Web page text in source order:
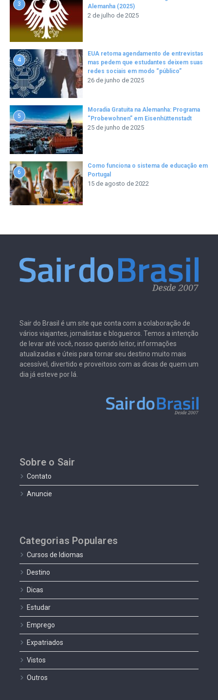
3
Alemanha (2025)
2 de julho de 2025
4
EUA retoma agendamento de entrevistas
mas pedem que estudantes deixem suas
redes sociais em modo “público”
26 de junho de 2025
5
Moradia Gratuita na Alemanha: Programa
“Probewohnen” em Eisenhüttenstadt
25 de junho de 2025
6
Como funciona o sistema de educação em
Portugal
15 de agosto de 2022
Sair do Brasil é um site que conta com a colaboração de
vários viajantes, jornalistas e blogueiros. Temos a intenção
de levar até você, nosso querido leitor, informações
atualizadas e úteis para tornar seu destino muito mais
acessível, divertido e proveitoso com as dicas de quem um
dia já esteve por lá.
Sobre o Sair
Contato
Anuncie
Categorias Populares
Cursos de Idiomas
Destino
Dicas
Estudar
Emprego
Expatriados
Vistos
Outros